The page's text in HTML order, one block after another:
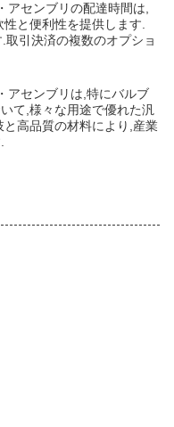
センブリの配達時間は,
と便利性を提供します.
引決済の複数のオプショ
アセンブリは,特にバルブ
て,様々な用途で優れた汎
高品質の材料により,産業